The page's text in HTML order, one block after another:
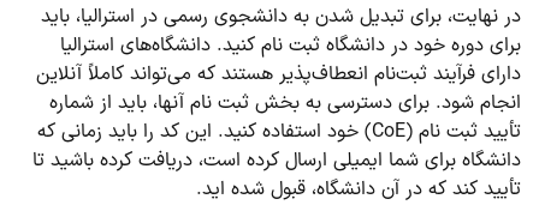
در نهایت، برای تبدیل شدن به دانشجوی رسمی در استرالیا، باید
برای دوره خود در دانشگاه ثبت نام کنید. دانشگاه‌های استرالیا
دارای فرآیند ثبت‌نام انعطاف‌پذیر هستند که می‌تواند کاملاً آنلاین
انجام شود. برای دسترسی به بخش ثبت نام آن­ها، باید از شماره
تأیید ثبت نام (CoE) خود استفاده کنید. این کد را باید زمانی که
دانشگاه برای شما ایمیلی ارسال کرده است، دریافت کرده باشید تا
تأیید کند که در آن دانشگاه، قبول شده ­اید.